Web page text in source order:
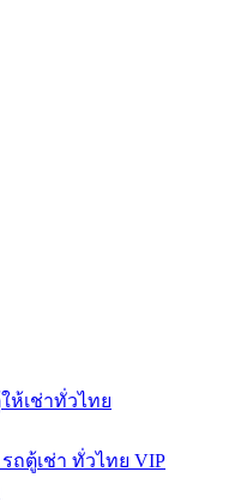
ห้เช่าทั่วไทย
ตู้เช่า ทั่วไทย VIP